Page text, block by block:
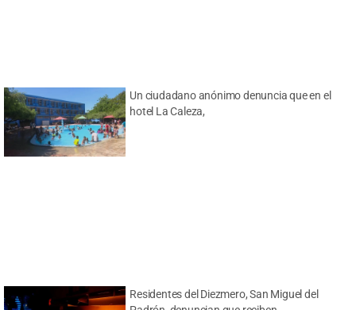
Un ciudadano anónimo denuncia que en el
hotel La Caleza,
Residentes del Diezmero, San Miguel del